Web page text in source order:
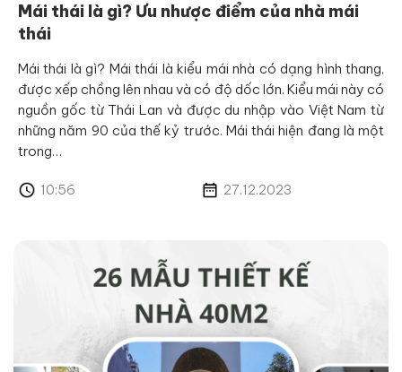
Mái thái là gì? Ưu nhược điểm của nhà mái
thái
Mái thái là gì? Mái thái là kiểu mái nhà có dạng hình thang,
được xếp chồng lên nhau và có độ dốc lớn. Kiểu mái này có
nguồn gốc từ Thái Lan và được du nhập vào Việt Nam từ
những năm 90 của thế kỷ trước. Mái thái hiện đang là một
trong…
10:56 27.12.2023